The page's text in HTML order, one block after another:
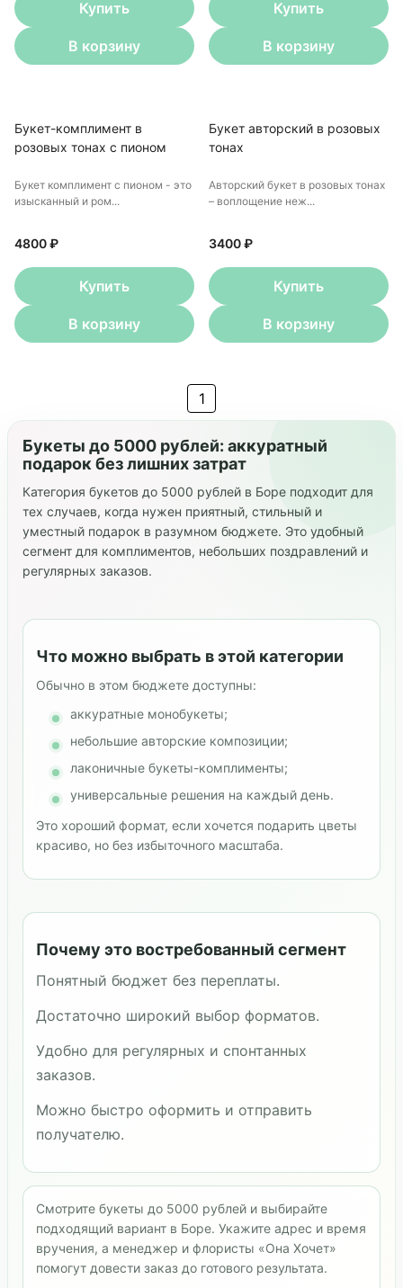
Купить
В корзину
Купить
В корзину
Букет-комплимент в
розовых тонах с пионом
Букет комплимент с пионом - это
изысканный и ром...
4800 ₽
Купить
В корзину
Букет авторский в розовых
тонах
Авторский букет в розовых тонах
– воплощение неж...
3400 ₽
Купить
В корзину
1
Букеты до 5000 рублей: аккуратный
подарок без лишних затрат
Категория букетов до 5000 рублей в Боре подходит для
тех случаев, когда нужен приятный, стильный и
уместный подарок в разумном бюджете. Это удобный
сегмент для комплиментов, небольших поздравлений и
регулярных заказов.
Что можно выбрать в этой категории
Обычно в этом бюджете доступны:
аккуратные монобукеты;
небольшие авторские композиции;
лаконичные букеты-комплименты;
универсальные решения на каждый день.
Это хороший формат, если хочется подарить цветы
красиво, но без избыточного масштаба.
Почему это востребованный сегмент
Понятный бюджет без переплаты.
Достаточно широкий выбор форматов.
Удобно для регулярных и спонтанных
заказов.
Можно быстро оформить и отправить
получателю.
Смотрите букеты до 5000 рублей и выбирайте
подходящий вариант в Боре. Укажите адрес и время
вручения, а менеджер и флористы «Она Хочет»
помогут довести заказ до готового результата.